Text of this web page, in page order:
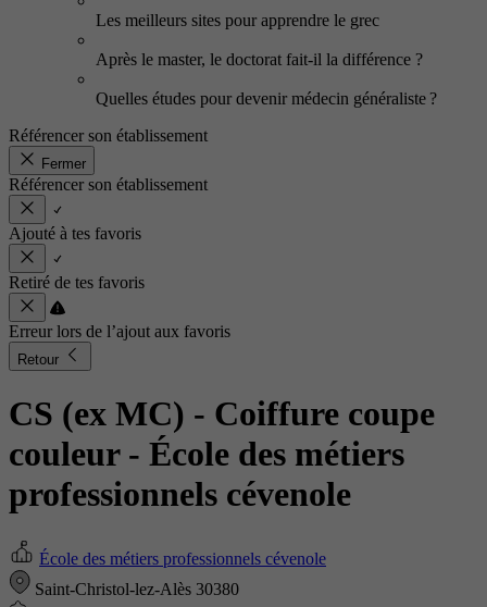
Les meilleurs sites pour apprendre le grec
Après le master, le doctorat fait-il la différence ?
Quelles études pour devenir médecin généraliste ?
Référencer son établissement
Fermer
Référencer son établissement
Ajouté à tes favoris
Retiré de tes favoris
Erreur lors de l’ajout aux favoris
Retour
CS (ex MC) - Coiffure coupe
couleur - École des métiers
professionnels cévenole
École des métiers professionnels cévenole
Saint-Christol-lez-Alès 30380